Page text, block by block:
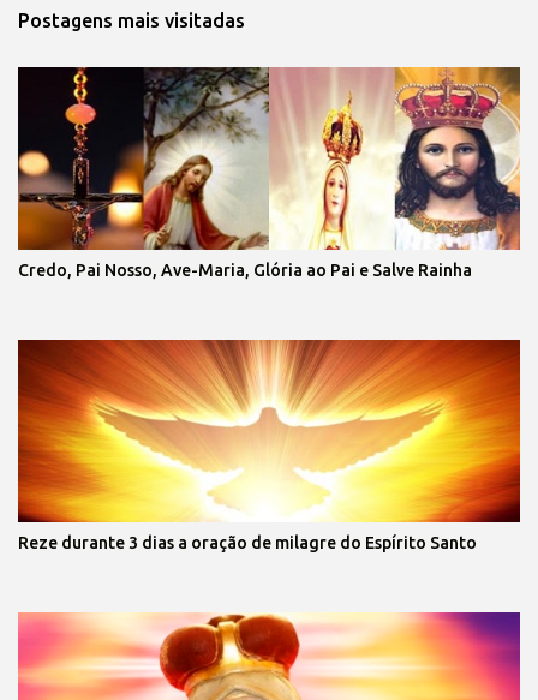
Postagens mais visitadas
Credo, Pai Nosso, Ave-Maria, Glória ao Pai e Salve Rainha
Reze durante 3 dias a oração de milagre do Espírito Santo